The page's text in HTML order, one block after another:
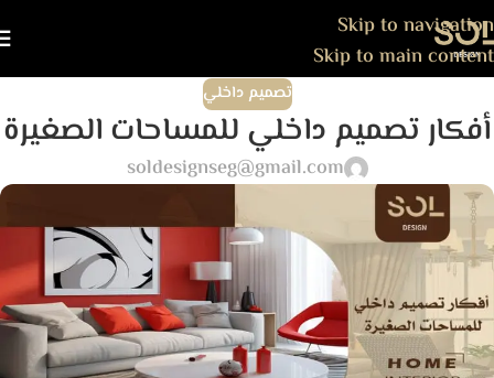
Skip to navigation
Skip to main content
تصميم داخلي
أفكار تصميم داخلي للمساحات الصغيرة
soldesignseg@gmail.com